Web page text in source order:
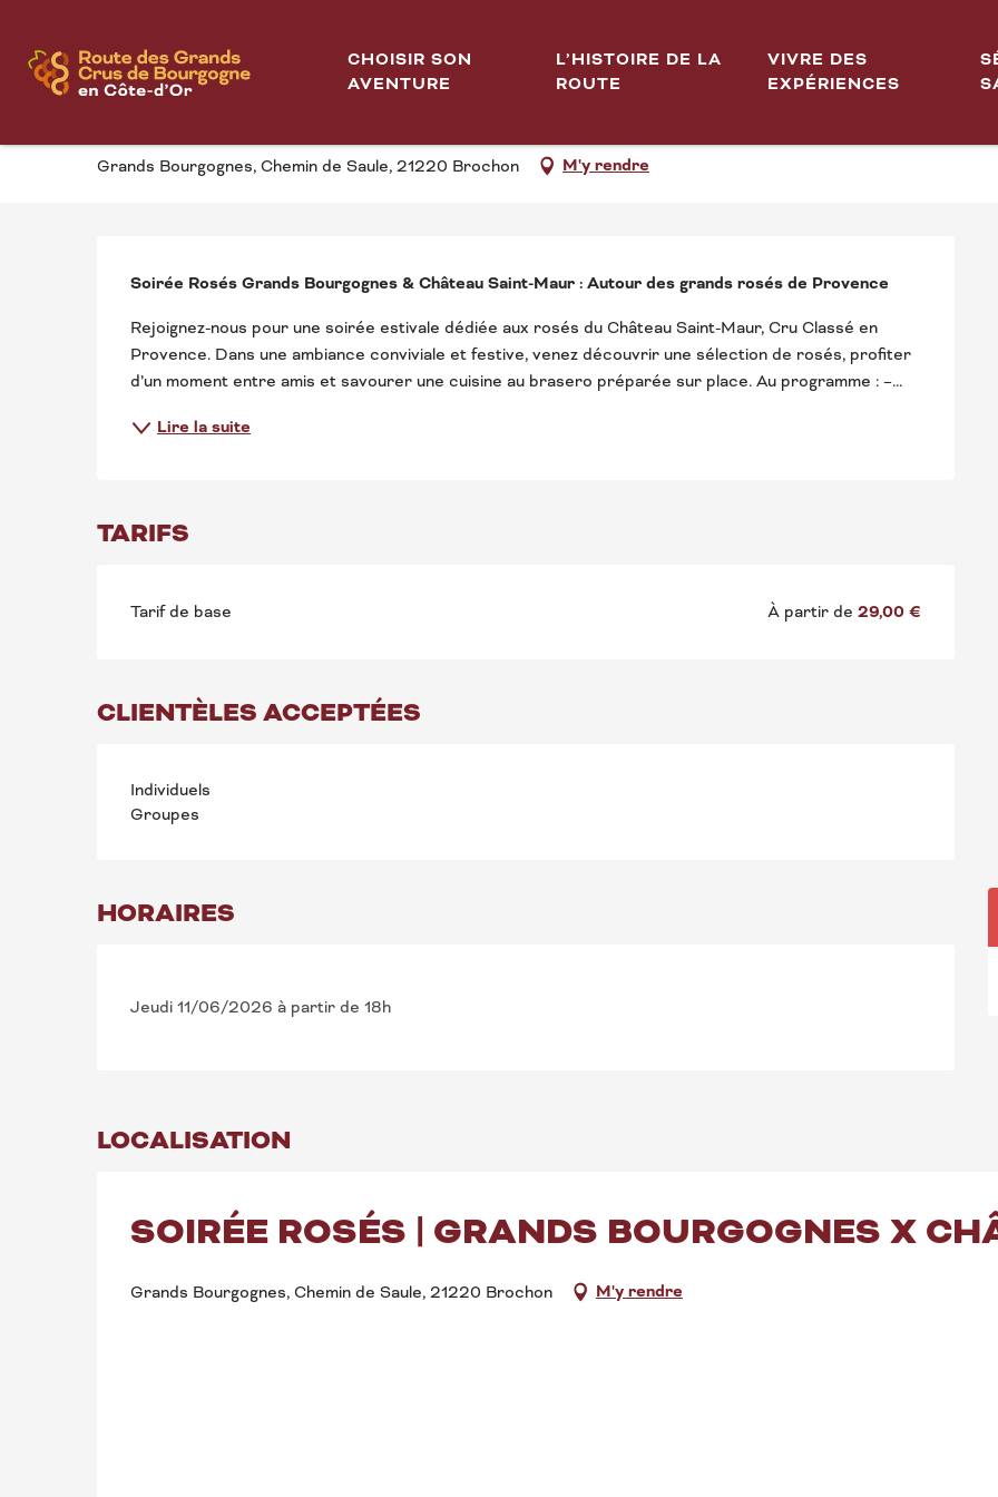
contenu
principal
CHOISIR SON
AVENTURE
L’HISTOIRE DE LA
ROUTE
VIVRE DES
EXPÉRIENCES
SOIRÉE ROSÉS | GRANDS BOURGOGNES X
Grands Bourgognes, Chemin de Saule, 21220 Brochon M'y rendre
DESCRIPTION
Soirée Rosés Grands Bourgognes & Château Saint-Maur : Autour des grands rosés de Provence
Rejoignez-nous pour une soirée estivale dédiée aux rosés du Château Saint-Maur, Cru Classé en
Provence. Dans une ambiance conviviale et festive, venez découvrir une sélection de rosés, profiter
d’un moment entre amis et savourer une cuisine au brasero préparée sur place. Au programme : –...
Lire la suite
TARIFS
Tarif de base À partir de29,00 €
CLIENTÈLES ACCEPTÉES
Individuels
Groupes
HORAIRES
Jeudi 11/06/2026 à partir de 18h
LOCALISATION
SOIRÉE ROSÉS | GRANDS BOURGOGNES X
Grands Bourgognes, Chemin de Saule, 21220 Brochon M'y rendre